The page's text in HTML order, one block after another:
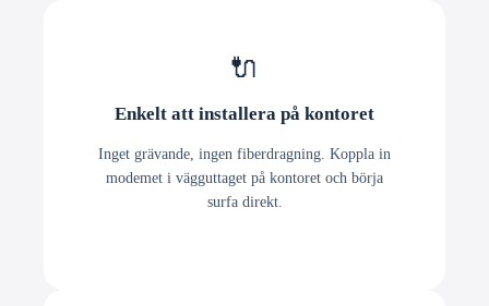
🔌
Enkelt att installera på kontoret
Inget grävande, ingen fiberdragning. Koppla in
modemet i vägguttaget på kontoret och börja
surfa direkt.